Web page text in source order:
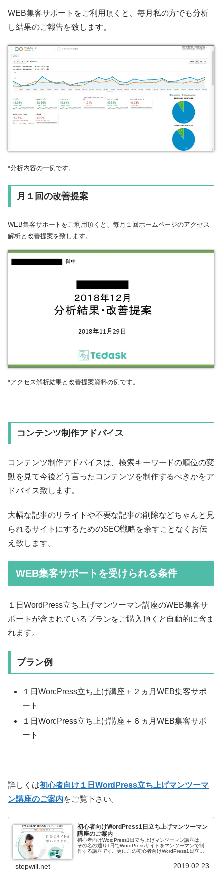
WEB集客サポートをご利用頂くと、毎月私の方でも分析
し結果のご報告を致します。
*分析内容の一例です。
月１回の改善提案
WEB集客サポートをご利用頂くと、毎月１回ホームページのアクセス
解析と改善提案を致します。
*アクセス解析結果と改善提案資料の例です。
コンテンツ制作アドバイス
コンテンツ制作アドバイスは、検索キーワードの順位の変
動を見て今後どう言ったコンテンツを制作するべきかをア
ドバイス致します。
大幅な記事のリライトや不要な記事の削除などちゃんと見
られるサイトにするためのSEO戦略を余すことなくお伝
え致します。
WEB集客サポートを受けられる条件
１日WordPress立ち上げマンツーマン講座のWEB集客サ
ポートが含まれているプランをご購入頂くと自動的に含ま
れます。
プラン例
１日WordPress立ち上げ講座＋２ヵ月WEB集客サポ
ート
１日WordPress立ち上げ講座＋６ヵ月WEB集客サポ
ート
詳しくは初心者向け１日WordPress立ち上げマンツーマ
ン講座のご案内をご覧下さい。
初心者向けWordPress1日立ち上げマンツーマン
講座のご案内
初心者向けWordPress1日立ち上げマンツーマン講座は、
その名の通り1日でWordPressサイトをマンツーマンで制
作する講座です。更にこの初心者向けWordPress1日立ち
サイトがどんな事業のものなのか、どんな目的のサイトな
のかを事前にヒアリングして、WordPressを立ち上げたあ
stepwill.net 2019.02.23